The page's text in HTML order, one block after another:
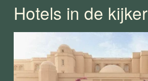
Hotels in de kijker